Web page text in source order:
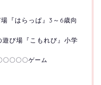
『はらっぱ』3～6歳向
び場『こもれび』小学
〇〇〇〇ゲーム